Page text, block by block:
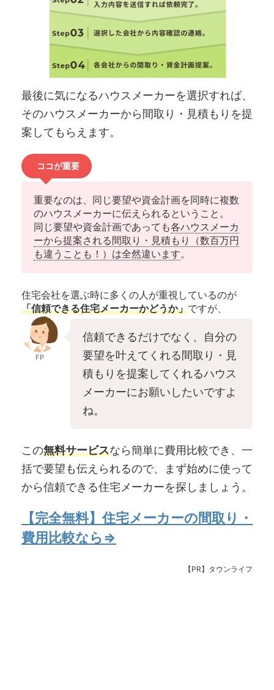
最後に気になるハウスメーカーを選択すれば、
そのハウスメーカーから間取り・見積もりを提
案してもらえます。
ココが重要
重要なのは、同じ要望や資金計画を同時に複数
のハウスメーカーに伝えられるということ。
同じ要望や資金計画であっても各ハウスメーカ
ーから提案される間取り・見積もり（数百万円
も違うことも！）は全然違います。
住宅会社を選ぶ時に多くの人が重視しているのが
「信頼できる住宅メーカーかどうか」ですが、
FP
信頼できるだけでなく、自分の
要望を叶えてくれる間取り・見
積もりを提案してくれるハウス
メーカーにお願いしたいですよ
ね。
この無料サービスなら簡単に費用比較でき、一
括で要望も伝えられるので、まず始めに使って
から信頼できる住宅メーカーを探しましょう。
【完全無料】住宅メーカーの間取り・
費用比較なら⇒
【PR】タウンライフ